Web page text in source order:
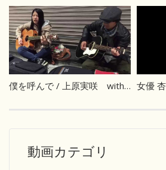
僕を呼んで / 上原実咲 with 宇津辰徳
動画カテゴリ